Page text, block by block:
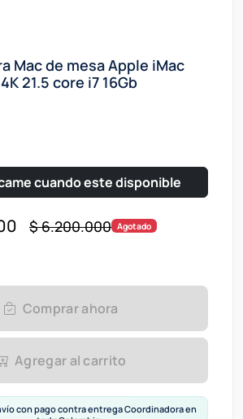
Mac de mesa Apple iMac
21.5 core i7 16Gb
cuando este disponible
$ 6.200.000 Agotado
Comprar ahora
Agregar al carrito
con pago contra entrega Coordinadora en